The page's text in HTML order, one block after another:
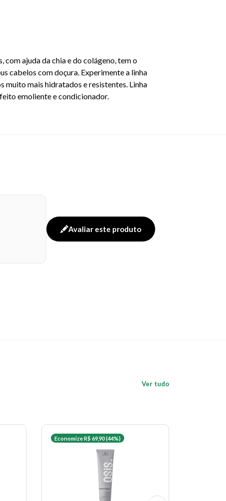
ajuda da chia e do colágeno, tem o
cabelos com doçura. Experimente a linha
muito mais hidratados e resistentes. Linha
emoliente e condicionador.
Avaliar este produto
Ver tudo
Economize R$ 69,90 (44%)